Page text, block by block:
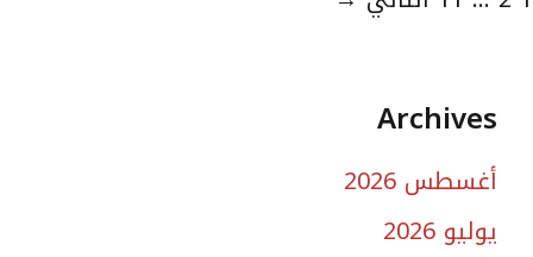
Archives
أغسطس 2026
يوليو 2026